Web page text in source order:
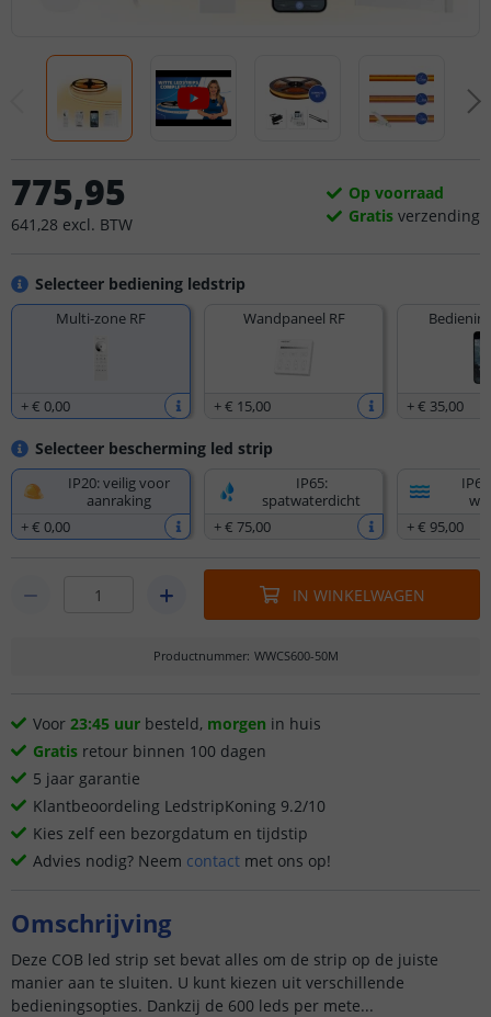
Selecteer bediening ledstrip
Multi-zone RF
+€ 0,00
Wandpaneel RF
+€ 15,00 +€ 35,00
Selecteer bescherming led strip
IP20: veilig voor
aanraking
+€ 0,00
IP65:
spatwaterdicht
+€ 75,00
+€ 95,00
775,95
641 ,28 excl. BTW
Op voorraad
Gratis verzending
IN WINKELWAGEN
Productnummer: WWCS600-50M
Voor 23:45 uur besteld, morgen in huis
Gratis retour binnen 100 dagen
5 jaar garantie
Klantbeoordeling LedstripKoning 9.2/10
Kies zelf een bezorgdatum en tijdstip
Advies nodig? Neem contact met ons op!
Omschrijving
Deze COB led strip set bevat alles om de strip op de juiste
manier aan te sluiten. U kunt kiezen uit verschillende
bedieningsopties. Dankzij de 600 leds per mete...